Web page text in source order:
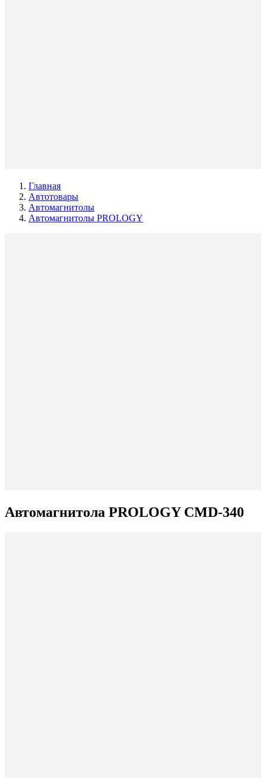
Главная
Автотовары
Автомагнитолы
Автомагнитолы PROLOGY
Автомагнитола PROLOGY CMD-340